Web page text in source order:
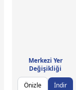
Merkezi Yer
Değişikliği
Önizle
İndir